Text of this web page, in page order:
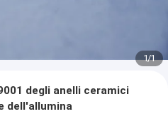
1/1
degli anelli ceramici
dell'allumina